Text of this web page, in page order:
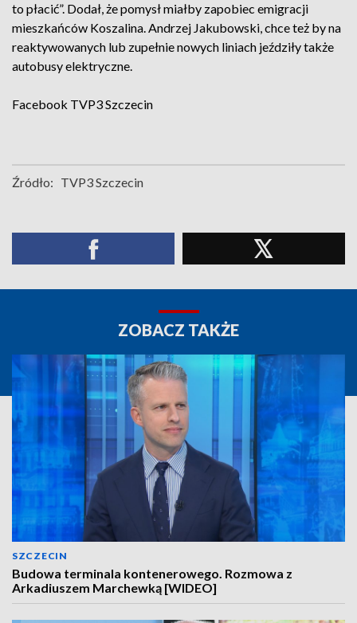
to płacić”. Dodał, że pomysł miałby zapobiec emigracji
mieszkańców Koszalina. Andrzej Jakubowski, chce też by na
reaktywowanych lub zupełnie nowych liniach jeździły także
autobusy elektryczne.
Facebook TVP3 Szczecin
Źródło: TVP3 Szczecin
ZOBACZ TAKŻE
SZCZECIN
Budowa terminala kontenerowego. Rozmowa z
Arkadiuszem Marchewką [WIDEO]